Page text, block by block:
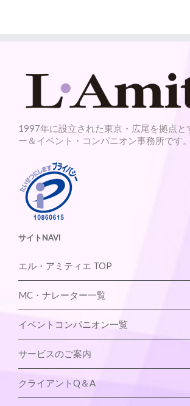
1997年に設立された東京・広尾を拠点と
ー＆イベント・コンパニオン事務所です。
サイトNAVI
エル・アミティエ TOP
MC・ナレーター一覧
イベントコンパニオン一覧
サービスのご案内
クライアントQ＆A